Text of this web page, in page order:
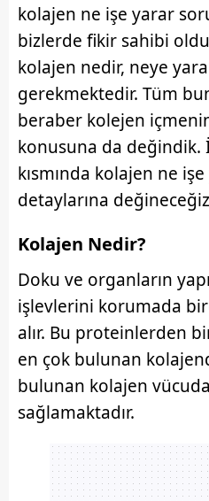
kolajen ne işe yarar
bizlerde fikir sahibi
kolajen nedir, neye
gerekmektedir. Tüm
beraber kolejen
konusuna da değindik.
kısmında kolajen ne
detaylarına
Kolajen Nedir?
Doku ve organların
işlevlerini korumada
alır. Bu proteinlerden
en çok bulunan
bulunan kolajen
sağlamaktadır.